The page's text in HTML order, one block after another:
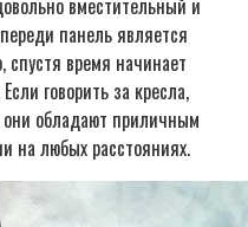
вместительный и
панель является
спустя время начинает
говорить за кресла,
обладают приличным
на любых расстояниях.